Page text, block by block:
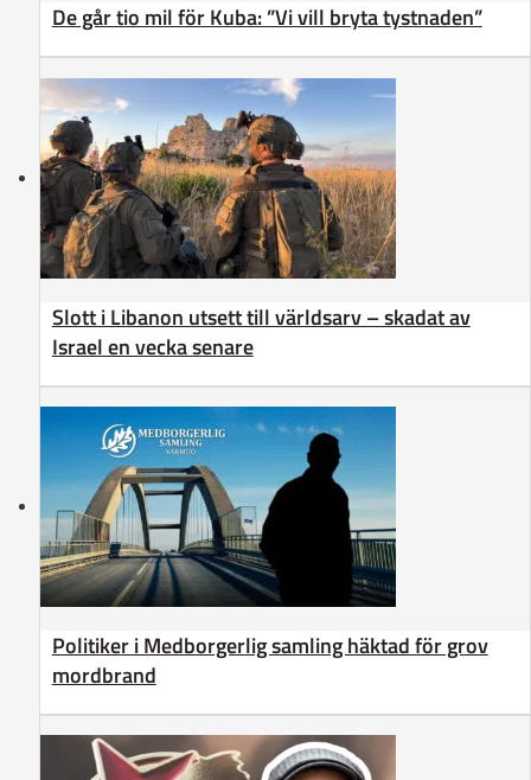
De går tio mil för Kuba: ”Vi vill bryta tystnaden”
Slott i Libanon utsett till världsarv – skadat av
Israel en vecka senare
Politiker i Medborgerlig samling häktad för grov
mordbrand